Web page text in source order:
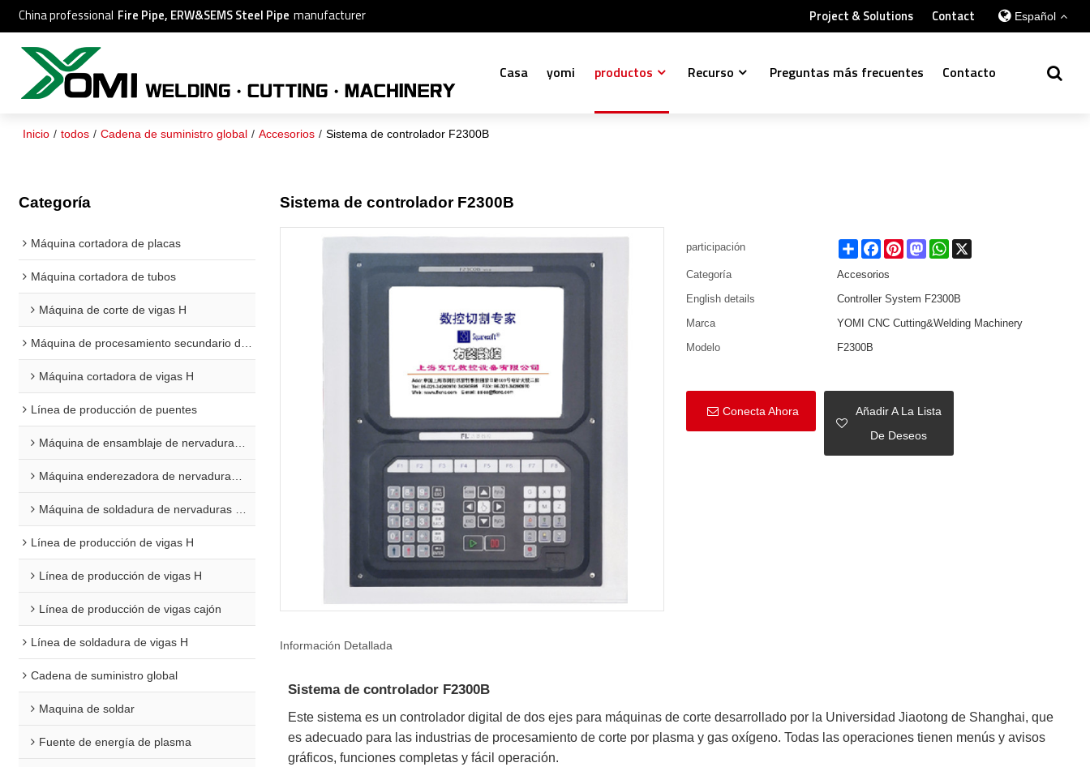
China professional Fire Pipe, ERW&SEMS Steel Pipe manufacturer Project & Solutions Contact Español
Casa yomi productos Recurso Preguntas más frecuentes Contacto
Inicio / todos / Cadena de suministro global / Accesorios / Sistema de controlador F2300B
Categoría
Máquina cortadora de placas
Máquina cortadora de tubos
Máquina de corte de vigas H
Máquina de procesamiento secundario de vigas H
Máquina cortadora de vigas H
Línea de producción de puentes
Máquina de ensamblaje de nervaduras en U
Máquina enderezadora de nervaduras en U
Máquina de soldadura de nervaduras en U
Línea de producción de vigas H
Línea de producción de vigas H
Línea de producción de vigas cajón
Línea de soldadura de vigas H
Cadena de suministro global
Maquina de soldar
Fuente de energía de plasma
Sistema de controlador F2300B
participación ShareFacebookPinterestMastodonWhatsApp
Categoría
Accesorios
English details
Controller System F2300B
Marca
YOMI CNC Cutting&Welding Machinery
Modelo
F2300B
Conecta Ahora
Añadir A La Lista
De Deseos
Información Detallada
Sistema de controlador F2300B
Este sistema es un controlador digital de dos ejes para máquinas de corte desarrollado por la Universidad Jiaotong de Shanghai, que
es adecuado para las industrias de procesamiento de corte por plasma y gas oxígeno. Todas las operaciones tienen menús y avisos
gráficos, funciones completas y fácil operación.